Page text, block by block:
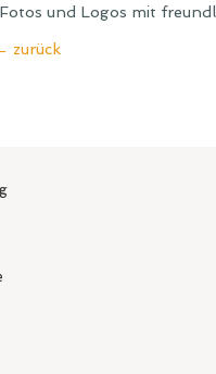
und Logos mit
zurück